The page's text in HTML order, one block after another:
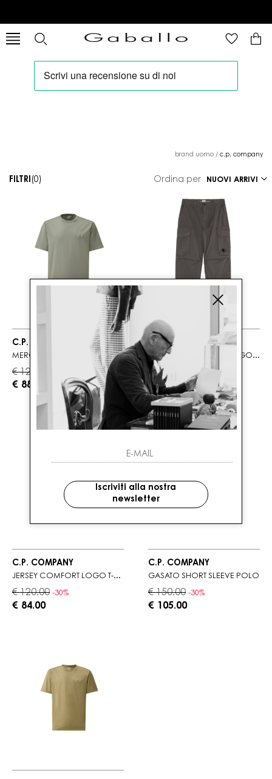
brand uomo / c.p. company
FILTRI (0) Ordina per
C.P. COMPANY
MERCERIZED JERSEY GASATO SHORT SLEEVE PATCH T-SHIRT
€ 125.00
€ 88.00
C.P. COMPANY
MICRO-REPS BOXY CARGO LENS PANTS
€ 295.00 -30%
€ 207.00
C.P. COMPANY
JERSEY COMFORT LOGO T-SHIRT
€ 120.00 -30%
€ 84.00
C.P. COMPANY
GASATO SHORT SLEEVE POLO
€ 150.00 -30%
€ 105.00
Iscriviti alla nostra
newsletter